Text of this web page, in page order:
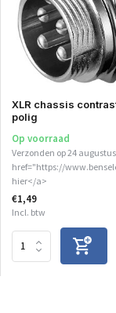
XLR chassis
polig
Op voorraad
Verzonden op 24
href="https://
hier</a>
€1,49
Incl. btw